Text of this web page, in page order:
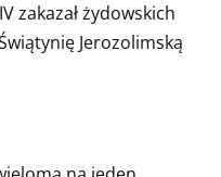
zakazał żydowskich
Jerozolimską